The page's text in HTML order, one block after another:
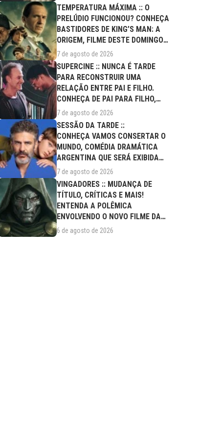
TEMPERATURA MÁXIMA :: O
PRELÚDIO FUNCIONOU? CONHEÇA
BASTIDORES DE KING’S MAN: A
ORIGEM, FILME DESTE DOMINGO
(09/08)
7 de agosto de 2026
SUPERCINE :: NUNCA É TARDE
PARA RECONSTRUIR UMA
RELAÇÃO ENTRE PAI E FILHO.
CONHEÇA DE PAI PARA FILHO,
FILME DESTE...
7 de agosto de 2026
SESSÃO DA TARDE ::
CONHEÇA VAMOS CONSERTAR O
MUNDO, COMÉDIA DRAMÁTICA
ARGENTINA QUE SERÁ EXIBIDA
NESTA SEXTA (07/08)
7 de agosto de 2026
VINGADORES :: MUDANÇA DE
TÍTULO, CRÍTICAS E MAIS!
ENTENDA A POLÊMICA
ENVOLVENDO O NOVO FILME DA
MARVEL
6 de agosto de 2026